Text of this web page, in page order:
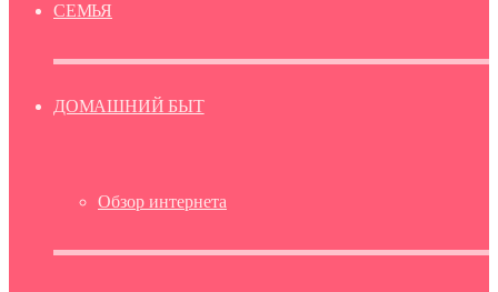
СЕМЬЯ
ДОМАШНИЙ БЫТ
Обзор интернета